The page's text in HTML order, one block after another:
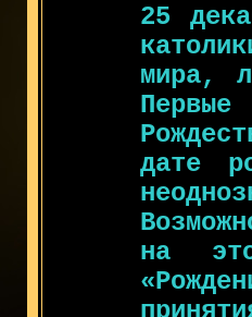
25
мира,
дате
на